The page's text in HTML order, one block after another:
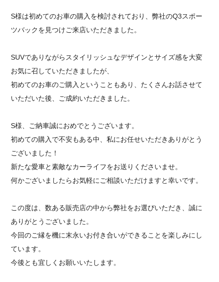
S様は初めてのお車の購入を検討されており、弊社のQ3スポー
ツバックを見つけご来店いただきました。
SUVでありながらスタイリッシュなデザインとサイズ感を大変
お気に召していただきましたが、
初めてのお車のご購入ということもあり、たくさんお話させて
いただいた後、ご成約いただきました。
S様、ご納車誠におめでとうございます。
初めての購入で不安もある中、私にお任せいただきありがとう
ございました！
新たな愛車と素敵なカーライフをお送りくださいませ。
何かございましたらお気軽にご相談いただけますと幸いです。
この度は、数ある販売店の中から弊社をお選びいただき、誠に
ありがとうございました。
今回のご縁を機に末永いお付き合いができることを楽しみにし
ています。
今後とも宜しくお願いいたします。